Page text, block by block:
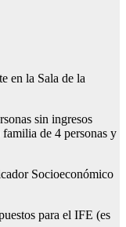
en la Sala de la
sin ingresos
de 4 personas y
Socioeconómico
para el IFE (es